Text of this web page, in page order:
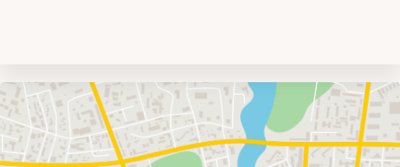
Umgebungskarte
mit
Feuerwehr-